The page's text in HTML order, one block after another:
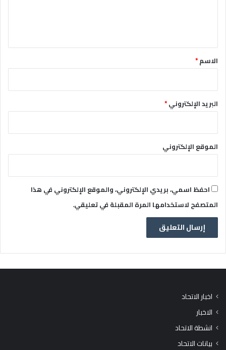
*الاسم*
البريد الإلكتروني*
الموقع الإلكتروني
احفظ اسمي، بريدي الإلكتروني، والموقع الإلكتروني في هذا
المتصفح لاستخدامها المرة المقبلة في تعليقي.
اخبار الاتحاد
الاخبار
انشطة الاتحاد
بيانات الاتحاد